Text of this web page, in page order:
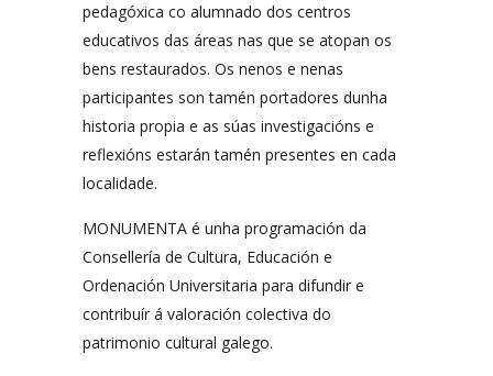
pedagóxica co alumnado dos centros
educativos das áreas nas que se atopan os
bens restaurados. Os nenos e nenas
participantes son tamén portadores dunha
historia propia e as súas investigacións e
reflexións estarán tamén presentes en cada
localidade.
MONUMENTA é unha programación da
Consellería de Cultura, Educación e
Ordenación Universitaria para difundir e
contribuír á valoración colectiva do
patrimonio cultural galego.